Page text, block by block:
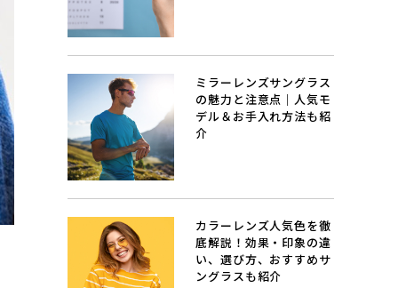
ミラーレンズサングラス
の魅力と注意点｜人気モ
デル＆お手入れ方法も紹
介
カラーレンズ人気色を徹
底解説！効果・印象の違
い、選び方、おすすめサ
ングラスも紹介